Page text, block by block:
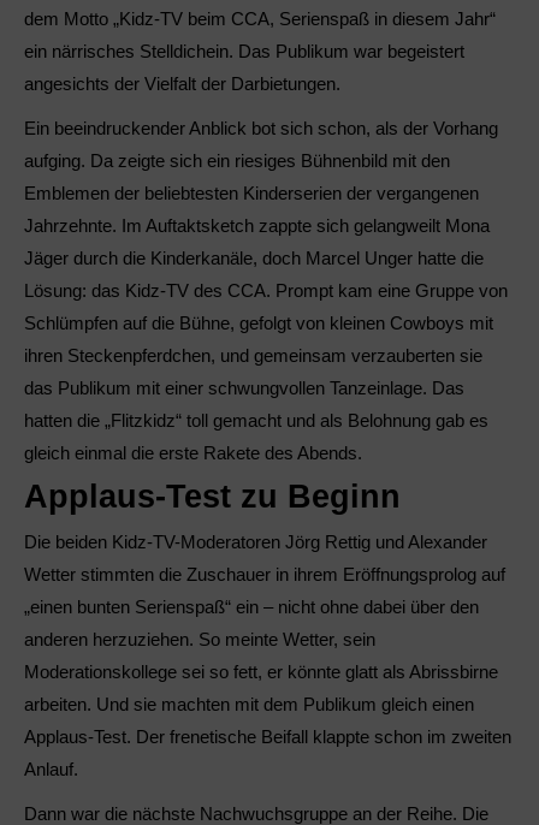
dem Motto „Kidz-TV beim CCA, Serienspaß in diesem Jahr“
ein närrisches Stelldichein. Das Publikum war begeistert
angesichts der Vielfalt der Darbietungen.
Ein beeindruckender Anblick bot sich schon, als der Vorhang
aufging. Da zeigte sich ein riesiges Bühnenbild mit den
Emblemen der beliebtesten Kinderserien der vergangenen
Jahrzehnte. Im Auftaktsketch zappte sich gelangweilt Mona
Jäger durch die Kinderkanäle, doch Marcel Unger hatte die
Lösung: das Kidz-TV des CCA. Prompt kam eine Gruppe von
Schlümpfen auf die Bühne, gefolgt von kleinen Cowboys mit
ihren Steckenpferdchen, und gemeinsam verzauberten sie
das Publikum mit einer schwungvollen Tanzeinlage. Das
hatten die „Flitzkidz“ toll gemacht und als Belohnung gab es
gleich einmal die erste Rakete des Abends.
Applaus-Test zu Beginn
Die beiden Kidz-TV-Moderatoren Jörg Rettig und Alexander
Wetter stimmten die Zuschauer in ihrem Eröffnungsprolog auf
„einen bunten Serienspaß“ ein – nicht ohne dabei über den
anderen herzuziehen. So meinte Wetter, sein
Moderationskollege sei so fett, er könnte glatt als Abrissbirne
arbeiten. Und sie machten mit dem Publikum gleich einen
Applaus-Test. Der frenetische Beifall klappte schon im zweiten
Anlauf.
Dann war die nächste Nachwuchsgruppe an der Reihe. Die